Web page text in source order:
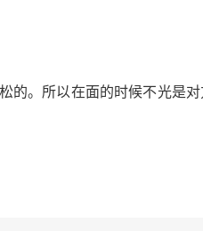
的。所以在面的时候不光是对